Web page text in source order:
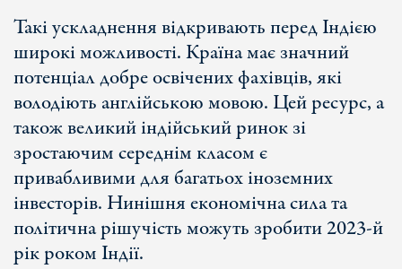
Такі ускладнення відкривають перед Індією
широкі можливості. Країна має значний
потенціал добре освічених фахівців, які
володіють англійською мовою. Цей ресурс, а
також великий індійський ринок зі
зростаючим середнім класом є
привабливими для багатьох іноземних
інвесторів. Нинішня економічна сила та
політична рішучість можуть зробити 2023-й
рік роком Індії.